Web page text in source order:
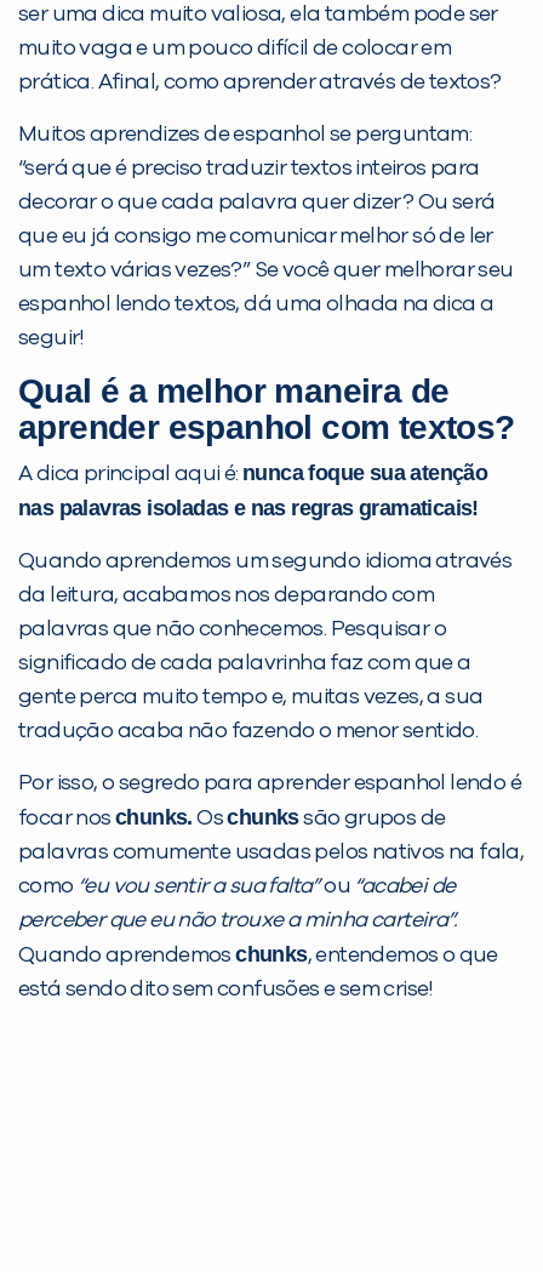
ser uma dica muito valiosa, ela também pode ser
muito vaga e um pouco difícil de colocar em
prática. Afinal, como aprender através de textos?
Muitos aprendizes de espanhol se perguntam:
“será que é preciso traduzir textos inteiros para
decorar o que cada palavra quer dizer? Ou será
que eu já consigo me comunicar melhor só de ler
um texto várias vezes?” Se você quer melhorar seu
espanhol lendo textos, dá uma olhada na dica a
seguir!
Qual é a melhor maneira de
aprender espanhol com textos?
A dica principal aqui é: nunca foque sua atenção
nas palavras isoladas e nas regras gramaticais!
Quando aprendemos um segundo idioma através
da leitura, acabamos nos deparando com
palavras que não conhecemos. Pesquisar o
significado de cada palavrinha faz com que a
gente perca muito tempo e, muitas vezes, a sua
tradução acaba não fazendo o menor sentido.
Por isso, o segredo para aprender espanhol lendo é
focar noschunks. Oschunkssão grupos de
palavras comumente usadas pelos nativos na fala,
como “eu vou sentir a sua falta”ou “acabei de
perceber que eu não trouxe a minha carteira”.
Quando aprendemoschunks, entendemos o que
está sendo dito sem confusões e sem crise!
já vamos te colocar em contato
com a:
Você é aluno inFlux?
Sim Não